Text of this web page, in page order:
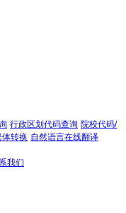
行政区划代码查询 院校代码/
转换 自然语言在线翻译
我们